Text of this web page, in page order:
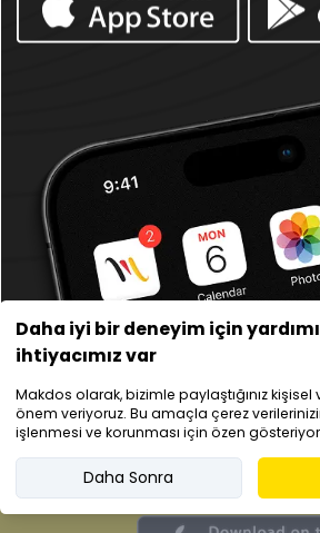
İlgili kullanıcı sözleşmelerini,
Şartları
politikasını
okudum ve kabul
Teklif İste
Türkiye’de Bir
İlk hosting mobil
Daha iyi bir deneyim için
ihtiyacımız var
Makdos olarak, bizimle paylaştığınız
önem veriyoruz. Bu amaçla çerez
işlenmesi ve korunması için özen
Daha Sonra